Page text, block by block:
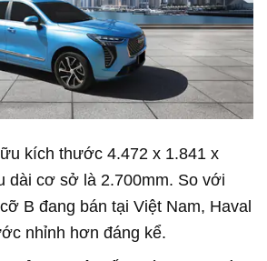
kích thước 4.472 x 1.841 x
dài cơ sở là 2.700mm. So với
B đang bán tại Việt Nam, Haval
nhỉnh hơn đáng kể.